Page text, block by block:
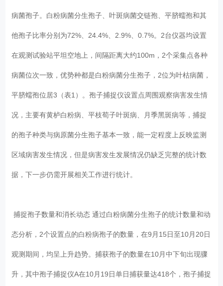
病菌孢子。白粉病菌分生孢子、叶斑病菌交链孢、平脐蠕孢和其
他孢子比率分别为72%、24.4%、2.9%、0.7%。2台仪器均设置
在观测试验站平坦空地上，间隔距离大约100m，2个采集点各种
病菌位次一致，优势种都是白粉病菌分生孢子，2位为叶枯病菌，
平脐蠕孢位居3（表1）。孢子捕捉仪设置点周围观察病害发生情
况，主要有黄栌白粉病、平枝荀子叶斑病、月季黑斑病等，捕捉
的孢子种类与病原菌分生孢子基本一致，能一定程度上反映监测
区域病害发生情况，但是病害发生发展情况仍缺乏完整的统计数
据，下一步仍需开展相关工作进行统计。
捕捉孢子数量和消长动态 通过白粉病菌分生孢子的统计数量和动
态分析，2个设置点的白粉病孢子的数量，在9月15日至10月20日
观测期间，均呈上升趋势。捕获孢子的数量在10月中下旬出现骤
升，其中孢子捕捉仪A在10月19日单日捕获量达418个，孢子捕捉